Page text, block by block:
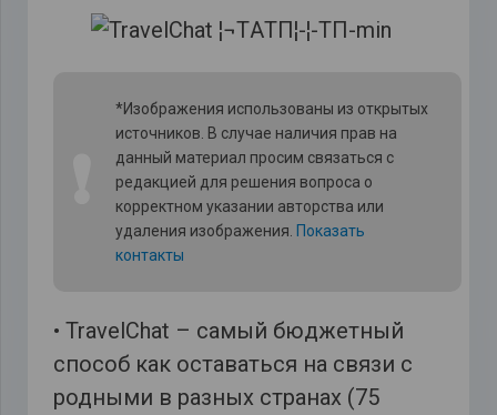
*Изображения использованы из открытых
источников. В случае наличия прав на
данный материал просим связаться с
редакцией для решения вопроса о
корректном указании авторства или
удаления изображения. Показать
контакты
• TravelChat – самый бюджетный
способ как оставаться на связи с
родными в разных странах (75